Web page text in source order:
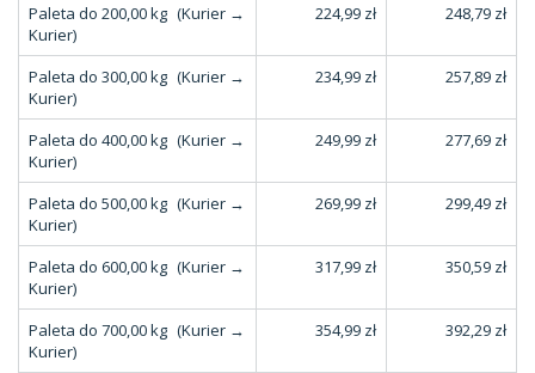
Paleta do 200,00 kg (Kurier →
Kurier)
224,99 zł 248,79 zł
Paleta do 300,00 kg (Kurier →
Kurier)
234,99 zł 257,89 zł
Paleta do 400,00 kg (Kurier →
Kurier)
249,99 zł 277,69 zł
Paleta do 500,00 kg (Kurier →
Kurier)
269,99 zł 299,49 zł
Paleta do 600,00 kg (Kurier →
Kurier)
317,99 zł 350,59 zł
Paleta do 700,00 kg (Kurier →
Kurier)
354,99 zł 392,29 zł